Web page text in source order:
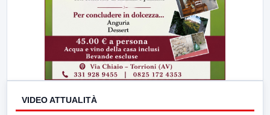
VIDEO ATTUALITÀ